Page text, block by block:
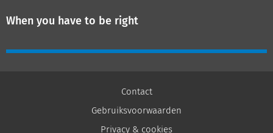
When you have to be right
Contact
Gebruiksvoorwaarden
Privacy & cookies